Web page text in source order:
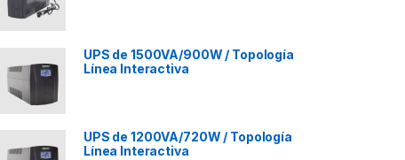
UPS de 1500VA/900W / Topología
Línea Interactiva
UPS de 1200VA/720W / Topología
Línea Interactiva